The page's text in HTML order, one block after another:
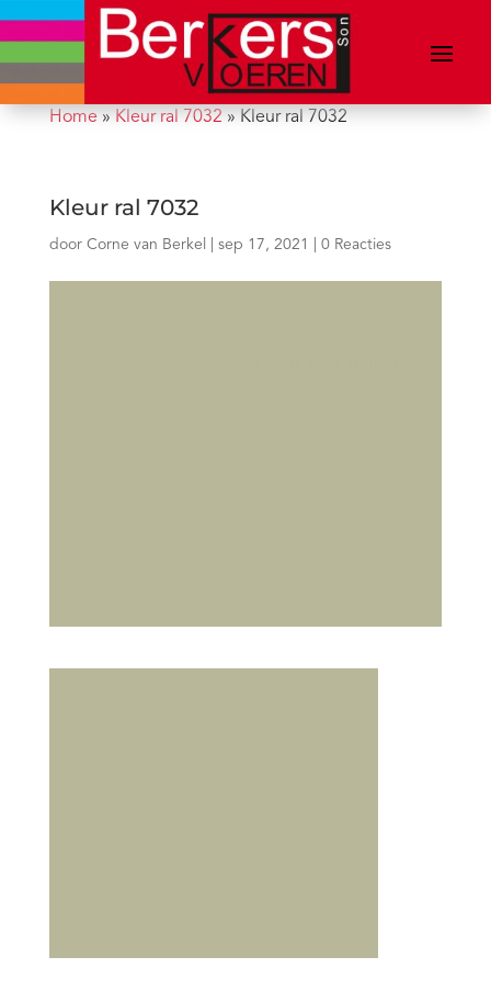
Home» Kleur ral 7032 » Kleur ral 7032
Kleur ral 7032
door Corne van Berkel sep 17, 2021 0 Reacties